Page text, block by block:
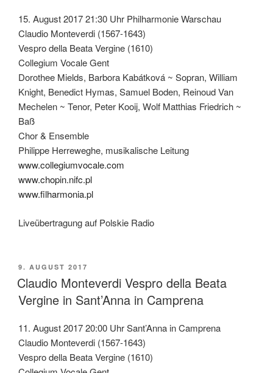
15. August 2017 21:30 Uhr Philharmonie Warschau
Claudio Monteverdi (1567-1643)
Vespro della Beata Vergine (1610)
Collegium Vocale Gent
Dorothee Mields, Barbora Kabátková ~ Sopran, William
Knight, Benedict Hymas, Samuel Boden, Reinoud Van
Mechelen ~ Tenor, Peter Kooij, Wolf Matthias Friedrich ~
Baß
Chor & Ensemble
Philippe Herreweghe, musikalische Leitung
www.collegiumvocale.com
www.chopin.nifc.pl
www.filharmonia.pl
Liveübertragung auf Polskie Radio
VERÖFFENTLICHT
AM
9. AUGUST 2017
Claudio Monteverdi Vespro della Beata
Vergine in Sant’Anna in Camprena
11. August 2017 20:00 Uhr Sant’Anna in Camprena
Claudio Monteverdi (1567-1643)
Vespro della Beata Vergine (1610)